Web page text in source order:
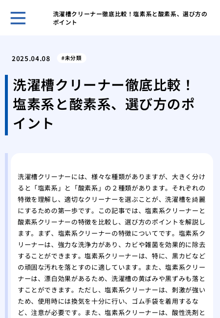
洗濯槽クリーナー徹底比較！塩素系と酸素系、選び方の
ポイント
ー
水
家
2025.04.08 未分類
洗濯槽クリーナー徹底比較！
塩素系と酸素系、選び方のポ
イント
洗濯槽クリーナーには、様々な種類がありますが、大きく分け
ると「塩素系」と「酸素系」の２種類があります。それぞれの
特徴を理解し、適切なクリーナーを選ぶことが、洗濯槽を綺麗
にするための第一歩です。この記事では、塩素系クリーナーと
酸素系クリーナーの特徴を比較し、選び方のポイントを解説し
ます。まず、塩素系クリーナーの特徴についてです。塩素系ク
リーナーは、強力な洗浄力があり、カビや雑菌を効果的に除去
することができます。塩素系クリーナーは、特に、黒カビなど
の頑固な汚れを落とすのに適しています。また、塩素系クリー
ナーは、漂白効果があるため、洗濯槽の黄ばみや黒ずみも落と
すことができます。ただし、塩素系クリーナーは、刺激が強い
ため、使用時には換気を十分に行い、ゴム手袋を着用するな
ど、注意が必要です。また、塩素系クリーナーは、酸性洗剤と